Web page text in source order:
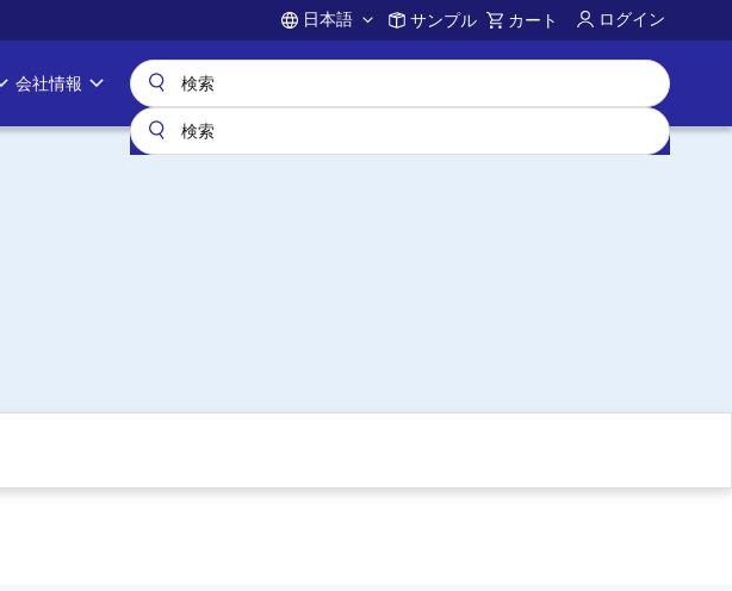
Account
日本語 サンプル カート ログイン
会社情報